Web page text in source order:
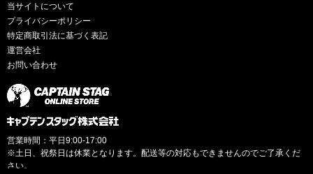
当サイトについて
プライバシーポリシー
特定商取引法に基づく表記
運営会社
お問い合わせ
営業時間：平日9:00-17:00
※土日、祝祭日は休業となります。配送等の対応もできませんのでご了承くだ
さい。